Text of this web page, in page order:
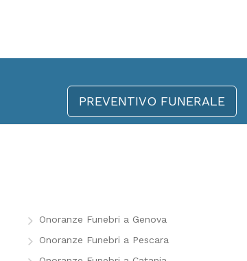
PREVENTIVO FUNERALE
Onoranze Funebri a Genova
Onoranze Funebri a Pescara